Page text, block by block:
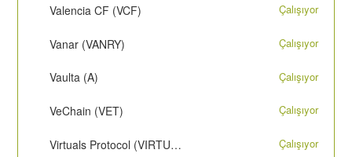
Valencia CF (VCF) Çalışıyor
Vanar (VANRY) Çalışıyor
Vaulta (A) Çalışıyor
VeChain (VET) Çalışıyor
Virtuals Protocol (VIRTUAL) Çalışıyor